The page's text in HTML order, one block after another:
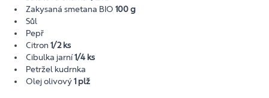
Zakysaná smetana BIO 100 g
Sůl
Pepř
Citron 1/2 ks
Cibulka jarní1/4 ks
Petržel kudrnka
Olej olivový1 plž